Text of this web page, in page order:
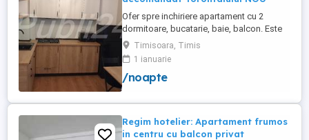
Ofer spre inchiriere apartament cu 2
dormitoare, bucatarie, baie, balcon. Este
complet utilat si mobilat nou, clima,
internet, tv, video interfon masina de
spalat haine, lenjerii, prosoape,
consumabile. In incinta complexului de
de joaca pentru copii. Apartamentul ...
Timisoara, Timis
1 ianuarie
/noapte
Regim hotelier: Apartament frumos
in centru cu balcon privat